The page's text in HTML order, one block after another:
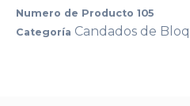
Numero de Producto 105
Categoría Candados de